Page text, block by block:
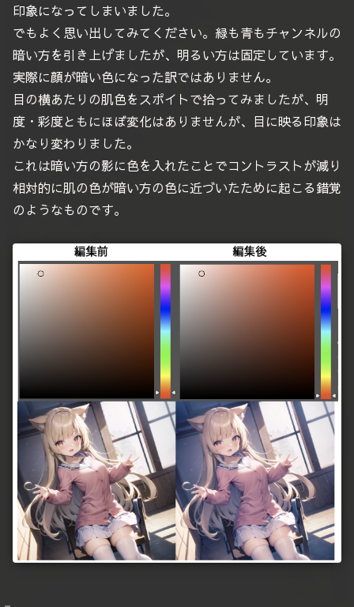
印象になってしまいました。
でもよく思い出してみてください。緑も青もチャンネルの
暗い方を引き上げましたが、明るい方は固定しています。
実際に顔が暗い色になった訳ではありません。
目の横あたりの肌色をスポイトで拾ってみましたが、明
度・彩度ともにほぼ変化はありませんが、目に映る印象は
かなり変わりました。
これは暗い方の影に色を入れたことでコントラストが減り
相対的に肌の色が暗い方の色に近づいたために起こる錯覚
のようなものです。